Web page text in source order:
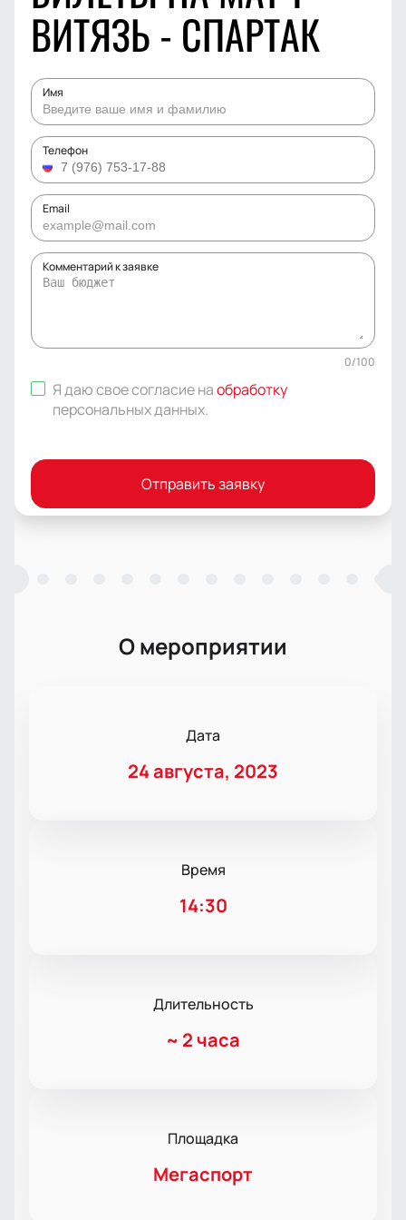
ВИТЯЗЬ - СПАРТАК
Имя
Телефон
Email
Комментарий к заявке
0/100
Я даю свое согласие наобработку
персональных данных.
Отправить заявку
О мероприятии
Дата
24 августа, 2023
Время
14:30
Длительность
~ 2 часа
Площадка
Мегаспорт